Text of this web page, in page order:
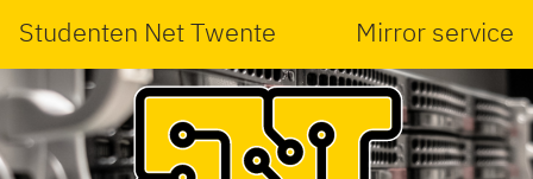
Studenten Net Twente Mirror service